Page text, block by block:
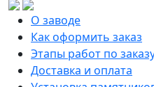
О заводе
Как оформить заказ
Этапы работ по
Доставка и оплата